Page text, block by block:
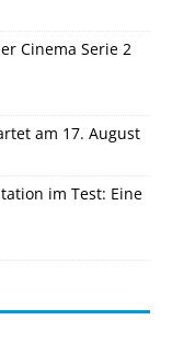
Cinema Serie 2
am 17. August
im Test: Eine